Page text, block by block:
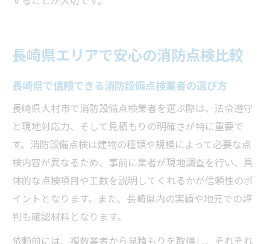
長崎県エリアで安心の消防点検比較
長崎県で信頼できる消防設備点検業者の選び方
長崎県大村市で消防設備点検業者を選ぶ際は、法令遵守
と現地対応力、そして見積もりの明確さが特に重要で
す。消防設備点検は建物の種類や規模によって必要な点
検内容が異なるため、事前に業者が現地調査を行い、具
体的な点検項目や工数を説明してくれるかが信頼性のポ
イントとなります。また、長崎県内の実績や地元での評
判も確認材料となります。